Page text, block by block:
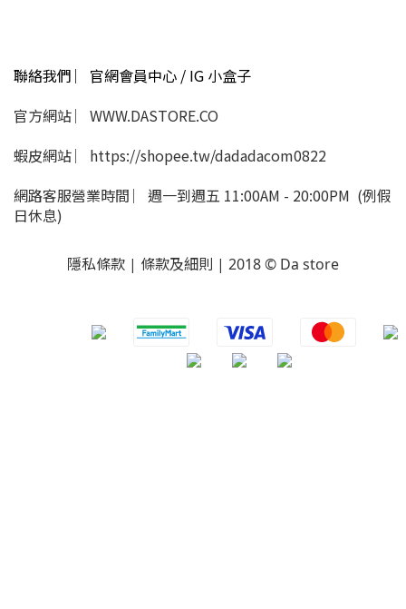
聯絡我們 ︳官網會員中心 / IG 小盒子
官方網站 ︳WWW.DASTORE.CO
蝦皮網站 ︳https://shopee.tw/dadadacom0822
網路客服營業時間 ︳週一到週五 11:00AM - 20:00PM (例假
日休息)
隱私條款 | 條款及細則 | 2018 © Da store